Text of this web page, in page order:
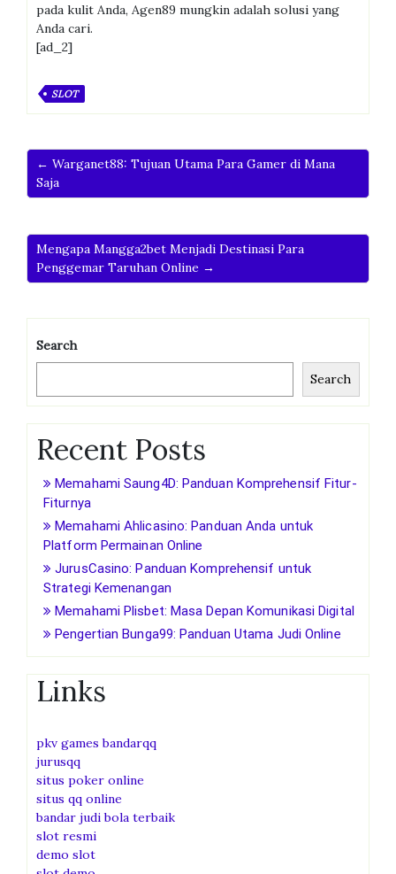
pada kulit Anda, Agen89 mungkin adalah solusi yang
Anda cari.
[ad_2]
SLOT
← Warganet88: Tujuan Utama Para Gamer di Mana
Saja
Mengapa Mangga2bet Menjadi Destinasi Para
Penggemar Taruhan Online →
Search
Search
Recent Posts
Memahami Saung4D: Panduan Komprehensif Fitur-
Fiturnya
Memahami Ahlicasino: Panduan Anda untuk
Platform Permainan Online
JurusCasino: Panduan Komprehensif untuk
Strategi Kemenangan
Memahami Plisbet: Masa Depan Komunikasi Digital
Pengertian Bunga99: Panduan Utama Judi Online
Links
pkv games bandarqq
jurusqq
situs poker online
situs qq online
bandar judi bola terbaik
slot resmi
demo slot